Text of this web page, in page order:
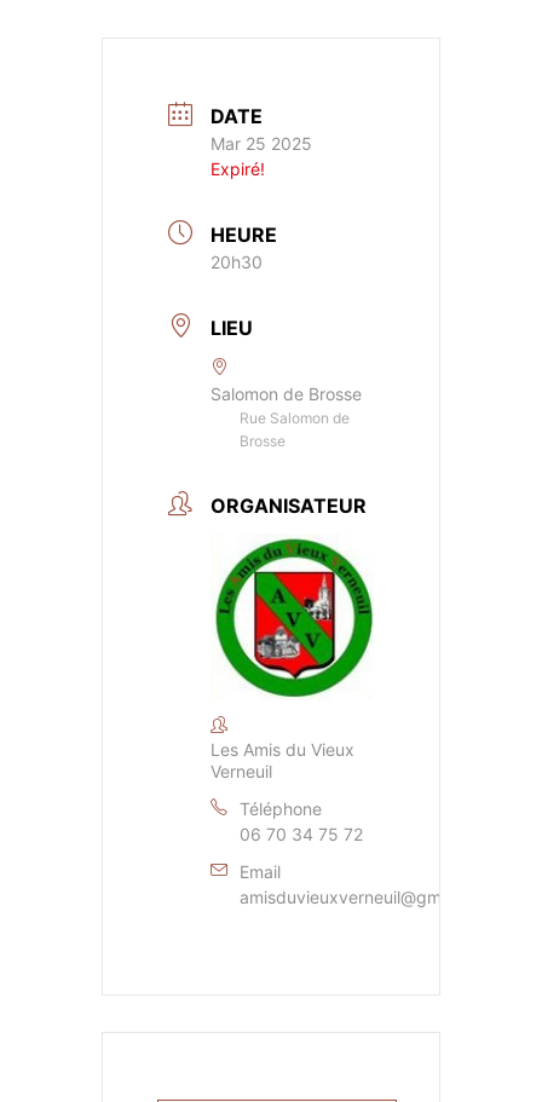
DATE
Mar 25 2025
Expiré!
HEURE
20h30
LIEU
Salomon de Brosse
Rue Salomon de
Brosse
ORGANISATEUR
Les Amis du Vieux
Verneuil
Téléphone
06 70 34 75 72
Email
amisduvieuxverneuil@gmail.com